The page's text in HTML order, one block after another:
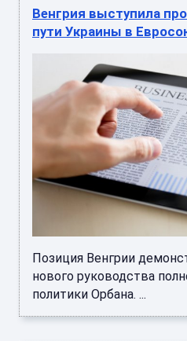
Венгрия выступила
пути Украины в
Позиция Венгрии
нового руководства
политики Орбана. ...